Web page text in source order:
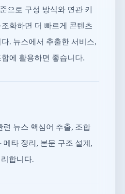
으로 구성 방식와 연관 키
화하면 더 빠르게 콘텐츠
. 뉴스에서 추출한 서비스,
에 활용하면 좋습니다.
련 뉴스 핵심어 추출, 조합
메타 정리, 본문 구조 설계,
합니다.